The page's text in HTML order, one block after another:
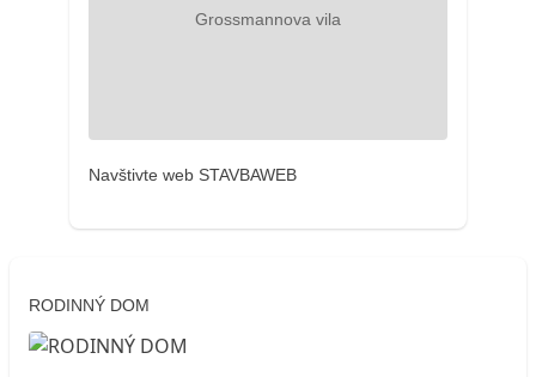
Navštivte web STAVBAWEB
RODINNÝ DOM